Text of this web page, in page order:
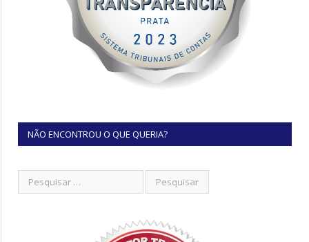
NÃO ENCONTROU O QUE QUERIA?